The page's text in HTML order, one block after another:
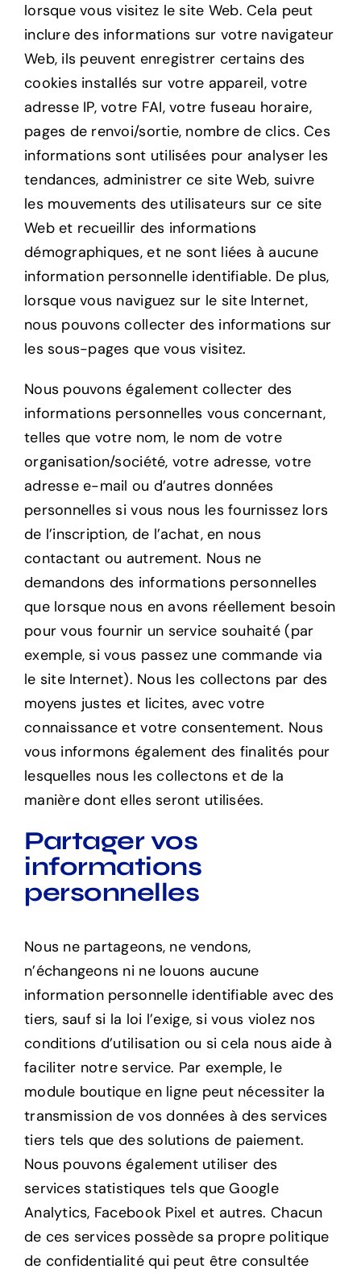
lorsque vous visitez le site Web. Cela peut
inclure des informations sur votre navigateur
Web, ils peuvent enregistrer certains des
cookies installés sur votre appareil, votre
adresse IP, votre FAI, votre fuseau horaire,
pages de renvoi/sortie, nombre de clics. Ces
informations sont utilisées pour analyser les
tendances, administrer ce site Web, suivre
les mouvements des utilisateurs sur ce site
Web et recueillir des informations
démographiques, et ne sont liées à aucune
information personnelle identifiable. De plus,
lorsque vous naviguez sur le site Internet,
nous pouvons collecter des informations sur
les sous-pages que vous visitez.
Nous pouvons également collecter des
informations personnelles vous concernant,
telles que votre nom, le nom de votre
organisation/société, votre adresse, votre
adresse e-mail ou d’autres données
personnelles si vous nous les fournissez lors
de l’inscription, de l’achat, en nous
contactant ou autrement. Nous ne
demandons des informations personnelles
que lorsque nous en avons réellement besoin
pour vous fournir un service souhaité (par
exemple, si vous passez une commande via
le site Internet). Nous les collectons par des
moyens justes et licites, avec votre
connaissance et votre consentement. Nous
vous informons également des finalités pour
lesquelles nous les collectons et de la
manière dont elles seront utilisées.
Partager vos
informations
personnelles
Nous ne partageons, ne vendons,
n’échangeons ni ne louons aucune
information personnelle identifiable avec des
tiers, sauf si la loi l’exige, si vous violez nos
conditions d’utilisation ou si cela nous aide à
faciliter notre service. Par exemple, le
module boutique en ligne peut nécessiter la
transmission de vos données à des services
tiers tels que des solutions de paiement.
Nous pouvons également utiliser des
services statistiques tels que Google
Analytics, Facebook Pixel et autres. Chacun
de ces services possède sa propre politique
de confidentialité qui peut être consultée